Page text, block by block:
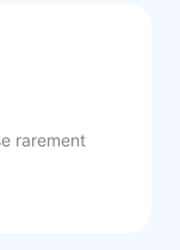
rarement